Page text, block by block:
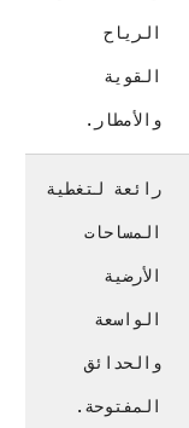
الرياح
القوية
والأمطار.
رائعة لتغطية
المساحات
الأرضية
الواسعة
والحدائق
المفتوحة.